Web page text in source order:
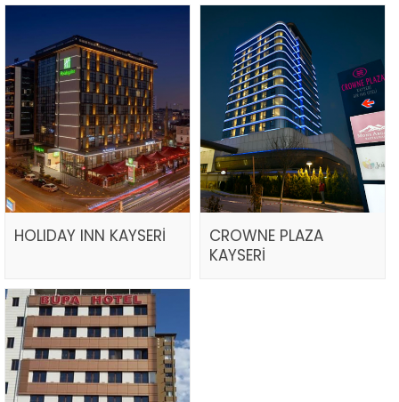
HOLIDAY INN KAYSERİ
CROWNE PLAZA
KAYSERİ